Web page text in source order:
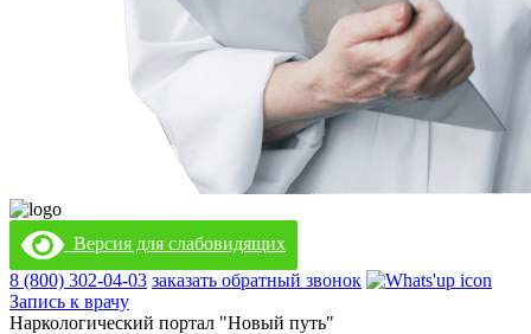
Версия для слабовидящих
8 (800) 302-04-03 заказать обратный звонок
Запись к врачу
Наркологический портал "Новый путь"